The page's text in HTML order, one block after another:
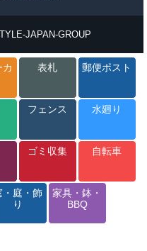
JAPAN-GROUP
表札 郵便ポスト
フェンス 水廻り
ゴミ収集 自転車
・庭・飾
り
家具・鉢・
BBQ